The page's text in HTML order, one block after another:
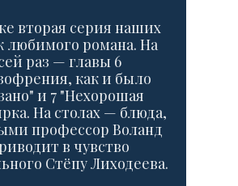
вторая серия наших
любимого романа. На
раз — главы 6
как и было
и 7 "Нехорошая
На столах — блюда,
профессор Воланд
в чувство
Стёпу Лиходеева.